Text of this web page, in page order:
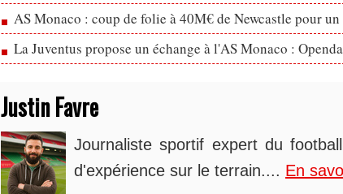
AS Monaco : coup de folie à 40M€ de Newcastle pour
La Juventus propose un échange à l'AS Monaco :
Justin Favre
Journaliste sportif expert du
d'expérience sur le terrain.... En